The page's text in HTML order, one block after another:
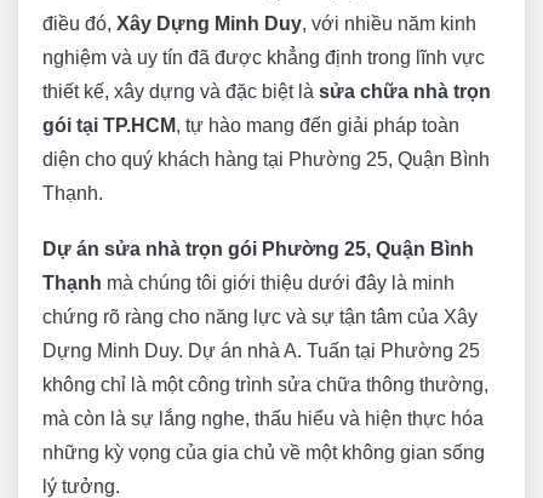
điều đó, Xây Dựng Minh Duy, với nhiều năm kinh
nghiệm và uy tín đã được khẳng định trong lĩnh vực
thiết kế, xây dựng và đặc biệt là sửa chữa nhà trọn
gói tại TP.HCM, tự hào mang đến giải pháp toàn
diện cho quý khách hàng tại Phường 25, Quận Bình
Thạnh.
Dự án sửa nhà trọn gói Phường 25, Quận Bình
Thạnh mà chúng tôi giới thiệu dưới đây là minh
chứng rõ ràng cho năng lực và sự tận tâm của Xây
Dựng Minh Duy. Dự án nhà A. Tuấn tại Phường 25
không chỉ là một công trình sửa chữa thông thường,
mà còn là sự lắng nghe, thấu hiểu và hiện thực hóa
những kỳ vọng của gia chủ về một không gian sống
lý tưởng.